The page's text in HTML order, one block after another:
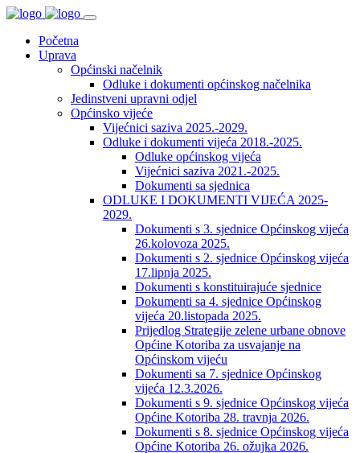
Početna
Uprava
Općinski načelnik
Odluke i dokumenti općinskog načelnika
Jedinstveni upravni odjel
Općinsko vijeće
Vijećnici saziva 2025.-2029.
Odluke i dokumenti vijeća 2018.-2025.
Odluke općinskog vijeća
Vijećnici saziva 2021.-2025.
Dokumenti sa sjednica
ODLUKE I DOKUMENTI VIJEĆA 2025-
2029.
Dokumenti s 3. sjednice Općinskog vijeća
26.kolovoza 2025.
Dokumenti s 2. sjednice Općinskog vijeća
17.lipnja 2025.
Dokumenti s konstituirajuće sjednice
Dokumenti sa 4. sjednice Općinskog
vijeća 20.listopada 2025.
Prijedlog Strategije zelene urbane obnove
Općine Kotoriba za usvajanje na
Općinskom vijeću
Dokumenti sa 7. sjednice Općinskog
vijeća 12.3.2026.
Dokumenti s 9. sjednice Općinskog vijeća
Općine Kotoriba 28. travnja 2026.
Dokumenti s 8. sjednice Općinskog vijeća
Općine Kotoriba 26. ožujka 2026.